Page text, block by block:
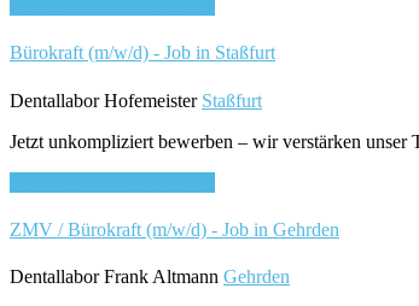
Bürokraft (m/w/d) - Job in Staßfurt
Dentallabor Hofemeister Staßfurt
Jetzt unkompliziert bewerben – wir verstärken unser
ZMV / Bürokraft (m/w/d) - Job in Gehrden
Dentallabor Frank Altmann Gehrden